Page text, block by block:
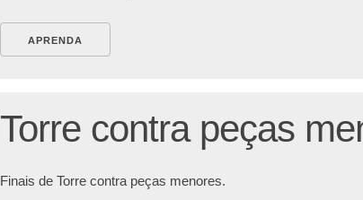
APRENDA
Torre contra peças
Finais de Torre contra peças menores.